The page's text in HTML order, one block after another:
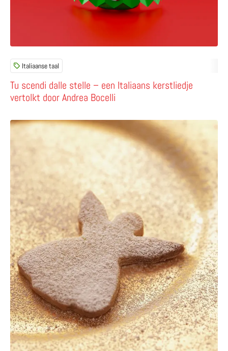
Tu scendi dalle stelle – een Italiaans kerstliedje
vertolkt door Andrea Bocelli
Italiaanse taal
Lees meer over Un Natale italiano (artikel in het Italiaans)